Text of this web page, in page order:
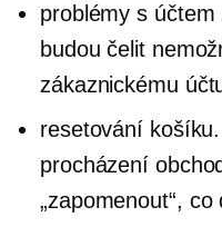
problémy s
budou čelit
zákaznickému
resetování
procházení
„zapomenout“,